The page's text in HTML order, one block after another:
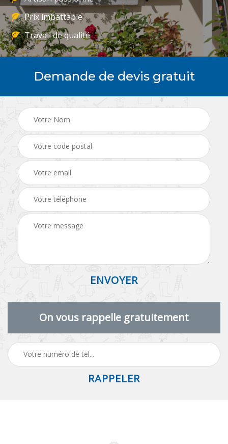
Prix imbattable
Travail de qualité
Demande de devis gratuit
On vous rappelle gratuitement